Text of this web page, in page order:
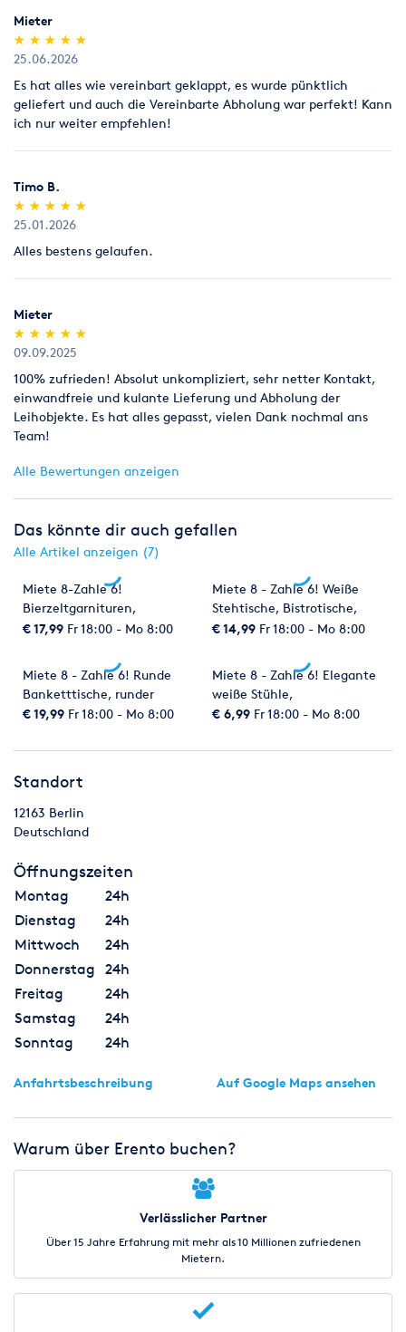
Mieter
(*)
★
★
(*) ★
★
(*) ★
★
(*) ★
★
(*) ★
★
25.06.2026
Es hat alles wie vereinbart geklappt, es wurde pünktlich
geliefert und auch die Vereinbarte Abholung war perfekt! Kann
ich nur weiter empfehlen!
Timo B.
(*)
★
★
(*) ★
★
(*) ★
★
(*) ★
★
(*) ★
★
25.01.2026
Alles bestens gelaufen.
Mieter
(*)
★
★
(*) ★
★
(*) ★
★
(*) ★
★
(*) ★
★
09.09.2025
100% zufrieden! Absolut unkompliziert, sehr netter Kontakt,
einwandfreie und kulante Lieferung und Abholung der
Leihobjekte. Es hat alles gepasst, vielen Dank nochmal ans
Team!
Alle Bewertungen anzeigen
Das könnte dir auch gefallen
Alle Artikel anzeigen (7)
Miete 8-Zahle 6!
Bierzeltgarnituren,
Bierzelttische,
Bierzeltbänke, Bänke
€ 17,99 Fr 18:00 - Mo 8:00
Miete 8 - Zahle 6! Weiße
Stehtische, Bistrotische,
Tische - Klappbar, 70cm
€ 14,99 Fr 18:00 - Mo 8:00
Miete 8 - Zahle 6! Runde
Banketttische, runder
Banketttisch, Tische -
Durchmesser für 8-12
€ 19,99 Fr 18:00 - Mo 8:00
Miete 8 - Zahle 6! Elegante
weiße Stühle,
Hochzeitsstühle, Stuhl,
Weiß, Kunststoff
€ 6,99 Fr 18:00 - Mo 8:00
Standort
12163 Berlin
Deutschland
Öffnungszeiten
Montag
24h
Dienstag
24h
Mittwoch
24h
Donnerstag
24h
Freitag
24h
Samstag
24h
Sonntag
24h
Anfahrtsbeschreibung Auf Google Maps ansehen
Warum über Erento buchen?
Verlässlicher Partner
Über 15 Jahre Erfahrung mit mehr als 10 Millionen zufriedenen
Mietern.